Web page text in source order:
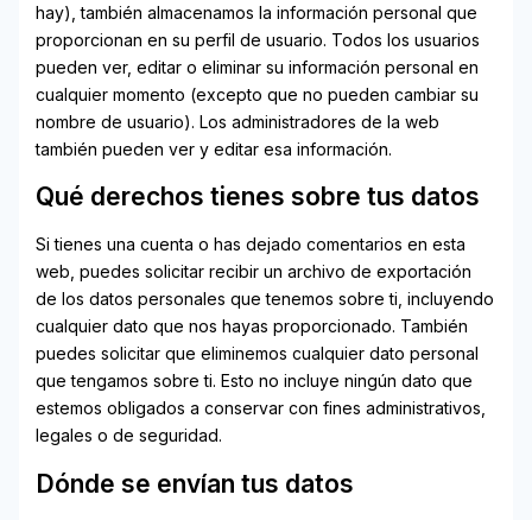
hay), también almacenamos la información personal que
proporcionan en su perfil de usuario. Todos los usuarios
pueden ver, editar o eliminar su información personal en
cualquier momento (excepto que no pueden cambiar su
nombre de usuario). Los administradores de la web
también pueden ver y editar esa información.
Qué derechos tienes sobre tus datos
Si tienes una cuenta o has dejado comentarios en esta
web, puedes solicitar recibir un archivo de exportación
de los datos personales que tenemos sobre ti, incluyendo
cualquier dato que nos hayas proporcionado. También
puedes solicitar que eliminemos cualquier dato personal
que tengamos sobre ti. Esto no incluye ningún dato que
estemos obligados a conservar con fines administrativos,
legales o de seguridad.
Dónde se envían tus datos